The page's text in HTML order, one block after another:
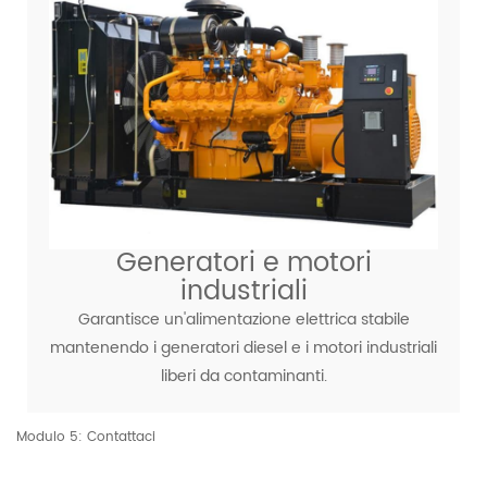
Generatori e motori
industriali
Garantisce un'alimentazione elettrica stabile
mantenendo i generatori diesel e i motori industriali
liberi da contaminanti.
Modulo 5: Contattaci